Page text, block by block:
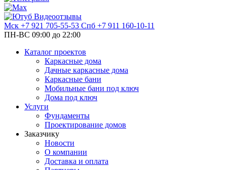
Видеоотзывы
Мск +7 921 705-55-53 Спб +7 911 160-10-11
ПН-ВС 09:00 до 22:00
Каталог проектов
Каркасные дома
Дачные каркасные дома
Каркасные бани
Мобильные бани под ключ
Дома под ключ
Услуги
Фундаменты
Проектирование домов
Заказчику
Новости
О компании
Доставка и оплата